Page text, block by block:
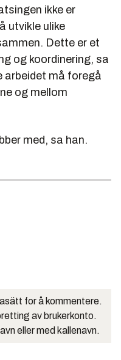
ikke er
utvikle ulike
Dette er et
og koordinering, sa
arbeidet må foregå
og mellom
med, sa han.
for å kommentere.
av brukerkonto.
eller med kallenavn.